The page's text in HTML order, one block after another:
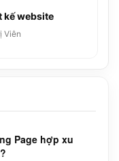
kế website
Viên
Page hợp xu